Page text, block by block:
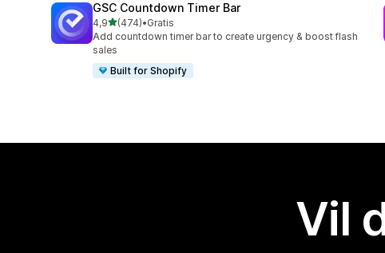
GSC Countdown Timer Bar
4,9av 5 stjerner
(474)
Totalt 474 omtaler
•Gratis
Add countdown timer bar to create urgency & boost flash
sales
Built for Shopify
Vil